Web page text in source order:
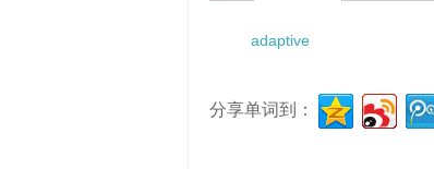
adaptive
分享单词到：